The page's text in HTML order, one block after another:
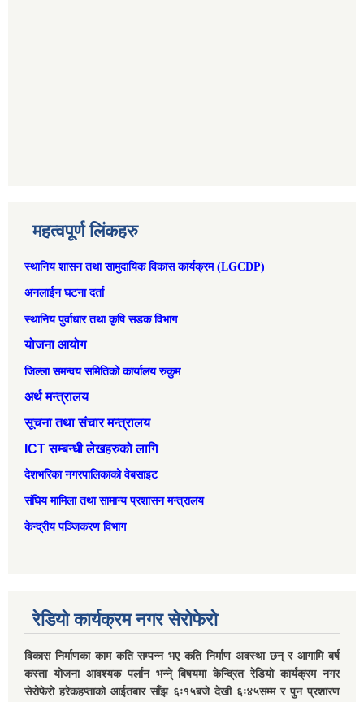
महत्वपूर्ण लिंकहरु
स्थानिय शासन तथा सामुदायिक विकास कार्यक्रम (LGCDP)
अनलाईन घटना दर्ता
स्थानिय पुर्वाधार तथा कृषि सडक विभाग
योजना आयोग
जिल्ला समन्वय समितिको कार्यालय रुकुम
अर्थ मन्त्रालय
सूचना तथा संचार मन्त्रालय
ICT सम्बन्धी लेखहरुको लागि
देशभरिका नगरपालिकाको वेबसाइट
संघिय मामिला तथा सामान्‍य प्रशासन मन्त्रालय
केन्द्रीय पञ्जिकरण विभाग
रेडियो कार्यक्रम नगर सेरोफेरो
विकास निर्माणका काम कति सम्पन्न भए कति निर्माण अवस्था छन् र आगामि बर्ष
कस्ता योजना आवश्यक पर्लान भन्ने् बिषयमा केन्द्रित रेडियो कार्यक्रम नगर
सेरोफेरो हरेकहप्ताको आईतबार साँझ ६ः१५बजे देखी ६ः४५सम्म र पुन प्रशारण